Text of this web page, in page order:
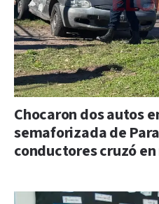
Chocaron dos autos
semaforizada de
conductores cruzó